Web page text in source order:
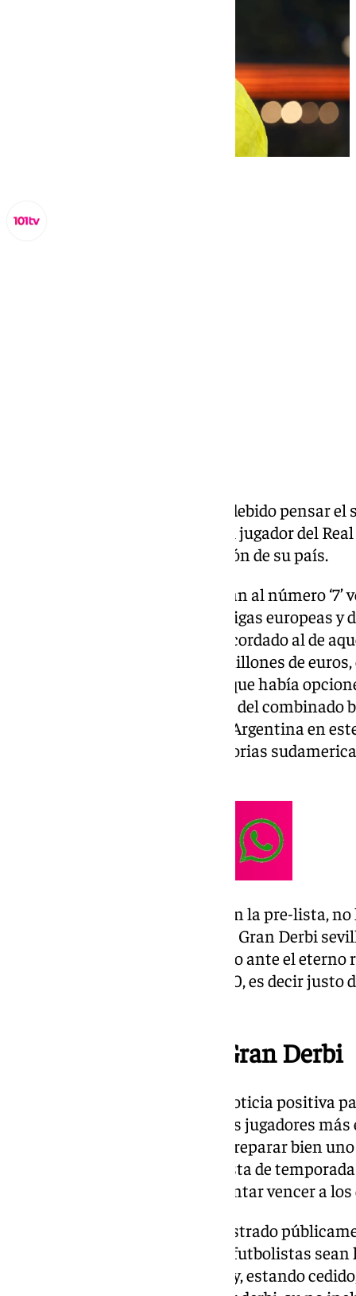
No es el momento aún. Eso ha debido pensar
Dorival Junior, respecto a que el jugador del
Santos, regresara con la selección de su país.
A pesar de que muchos catalogan al número
fichaje invernal de las grandes ligas europeas y
llegó al Benito Villamarín ha recordado al de
Manchester United pagó 100 millones de
sudamericana ha considerado que había
ha incluido en la lista definitiva del combinado
compromisos ante Colombia y Argentina en
que se reanudarán las eliminatorias
Antony, que sí estaba incluido en la pre-lista,
lo que podrá preparar su primer Gran Derbi
en la capital hispalense. El duelo ante el
domingo 30 de marzo a las 21:00, es decir
Descanso de cara al Gran Derbi
Esto podría considerarse una noticia positiva
futbolística, pues que uno de sus jugadores
en viajes, y tenga tiempo para preparar bien
importantes de aquí a lo que resta de
un argumento a favor para intentar vencer a
A pesar de que Pellegrini ha mostrado
para el club es positivo que sus futbolistas
nacionales, en el caso de Antony, estando